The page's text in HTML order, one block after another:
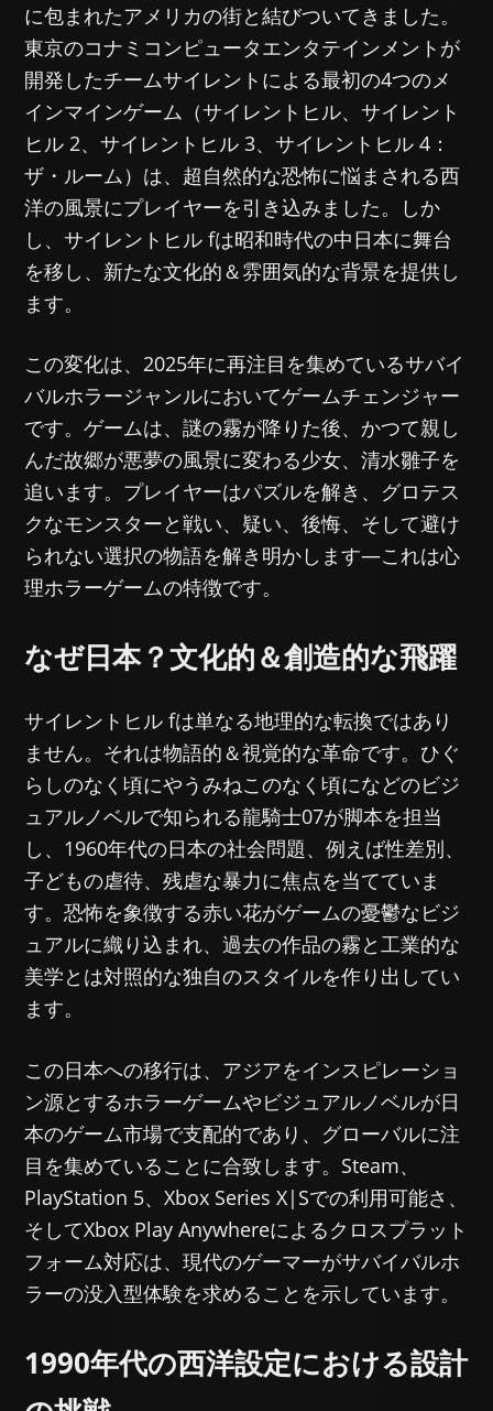
に包まれたアメリカの街と結びついてきました。
東京のコナミコンピュータエンタテインメントが
開発したチームサイレントによる最初の4つのメ
インマインゲーム（サイレントヒル、サイレント
ヒル 2、サイレントヒル 3、サイレントヒル 4：
ザ・ルーム）は、超自然的な恐怖に悩まされる西
洋の風景にプレイヤーを引き込みました。しか
し、サイレントヒル fは昭和時代の中日本に舞台
を移し、新たな文化的＆雰囲気的な背景を提供し
ます。
この変化は、2025年に再注目を集めているサバイ
バルホラージャンルにおいてゲームチェンジャー
です。ゲームは、謎の霧が降りた後、かつて親し
んだ故郷が悪夢の風景に変わる少女、清水雛子を
追います。プレイヤーはパズルを解き、グロテス
クなモンスターと戦い、疑い、後悔、そして避け
られない選択の物語を解き明かします—これは心
理ホラーゲームの特徴です。
なぜ日本？文化的＆創造的な飛躍
サイレントヒル fは単なる地理的な転換ではあり
ません。それは物語的＆視覚的な革命です。ひぐ
らしのなく頃にやうみねこのなく頃になどのビジ
ュアルノベルで知られる龍騎士07が脚本を担当
し、1960年代の日本の社会問題、例えば性差別、
子どもの虐待、残虐な暴力に焦点を当てていま
す。恐怖を象徴する赤い花がゲームの憂鬱なビジ
ュアルに織り込まれ、過去の作品の霧と工業的な
美学とは対照的な独自のスタイルを作り出してい
ます。
この日本への移行は、アジアをインスピレーショ
ン源とするホラーゲームやビジュアルノベルが日
本のゲーム市場で支配的であり、グローバルに注
目を集めていることに合致します。Steam、
PlayStation 5、Xbox Series X|Sでの利用可能さ、
そしてXbox Play Anywhereによるクロスプラット
フォーム対応は、現代のゲーマーがサバイバルホ
ラーの没入型体験を求めることを示しています。
1990年代の西洋設定における設計